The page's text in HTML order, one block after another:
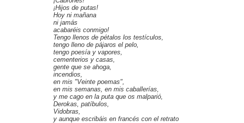
¡Hijos de putas!
Hoy ni mañana
ni jamás
acabaréis conmigo!
Tengo llenos de pétalos los testículos,
tengo lleno de pájaros el pelo,
tengo poesía y vapores,
cementerios y casas,
gente que se ahoga,
incendios,
en mis "Veinte poemas",
en mis semanas, en mis caballerías,
y me cago en la puta que os malparió,
Derokas, patíbulos,
Vidobras,
y aunque escribáis en francés con el retrato